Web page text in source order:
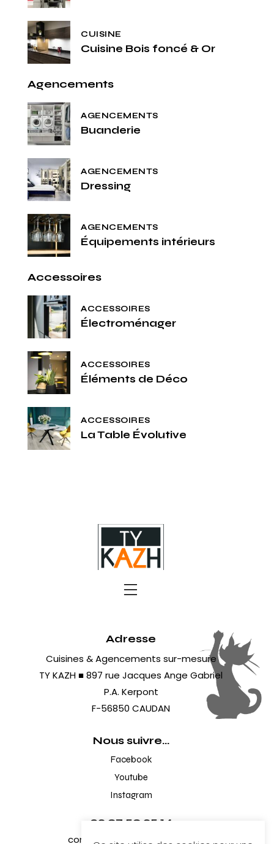
CUISINE
Cuisine Bois foncé & Or
Agencements
AGENCEMENTS
Buanderie
AGENCEMENTS
Dressing
AGENCEMENTS
Équipements intérieurs
Accessoires
ACCESSOIRES
Électroménager
ACCESSOIRES
Éléments de Déco
ACCESSOIRES
La Table Évolutive
Adresse
Cuisines & Agencements sur-mesure
TY KAZH ■ 897 rue Jacques Ange Gabriel
P.A. Kerpont
F-56850 CAUDAN
Nous suivre...
Facebook
Youtube
Instagram
02 97 59 25 14
contact@cuisines-tykazh.fr